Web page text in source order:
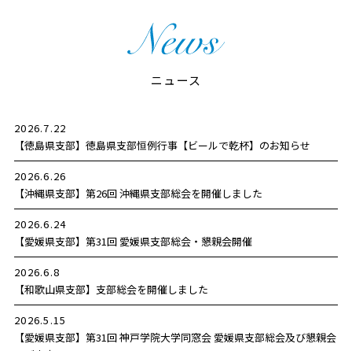
ニュース
2026.7.22
【徳島県支部】 徳島県支部恒例行事【ビールで乾杯】のお知らせ
2026.6.26
【沖縄県支部】 第26回 沖縄県支部総会を開催しました
2026.6.24
【愛媛県支部】 第31回 愛媛県支部総会・懇親会開催
2026.6.8
【和歌山県支部】 支部総会を開催しました
2026.5.15
【愛媛県支部】 第31回 神戸学院大学同窓会 愛媛県支部総会及び懇親会